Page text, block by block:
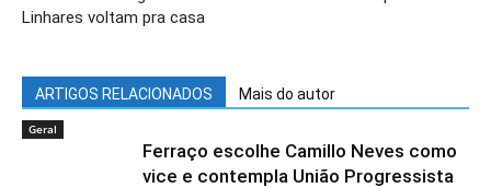
Linhares voltam pra casa
ARTIGOS RELACIONADOS Mais do autor
Geral
Ferraço escolhe Camillo Neves como
vice e contempla União Progressista